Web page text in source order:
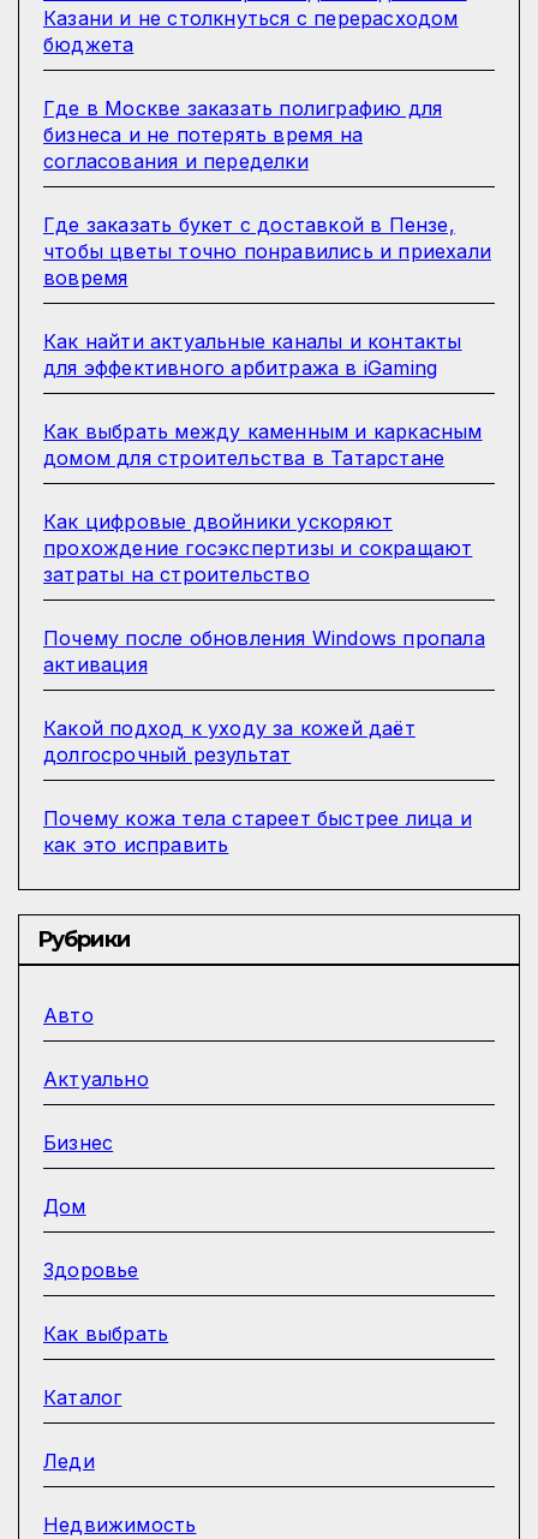
Казани и не столкнуться с перерасходом
бюджета
Где в Москве заказать полиграфию для
бизнеса и не потерять время на
согласования и переделки
Где заказать букет с доставкой в Пензе,
чтобы цветы точно понравились и приехали
вовремя
Как найти актуальные каналы и контакты
для эффективного арбитража в iGaming
Как выбрать между каменным и каркасным
домом для строительства в Татарстане
Как цифровые двойники ускоряют
прохождение госэкспертизы и сокращают
затраты на строительство
Почему после обновления Windows пропала
активация
Какой подход к уходу за кожей даёт
долгосрочный результат
Почему кожа тела стареет быстрее лица и
как это исправить
Рубрики
Авто
Актуально
Бизнес
Дом
Здоровье
Как выбрать
Каталог
Леди
Недвижимость